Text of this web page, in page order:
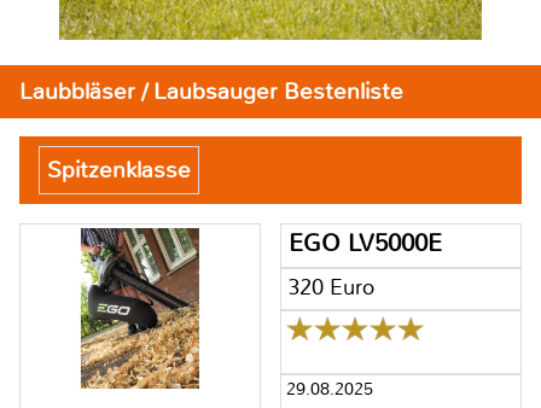
Laubbläser / Laubsauger Bestenliste
Spitzenklasse
EGO LV5000E
320 Euro
29.08.2025